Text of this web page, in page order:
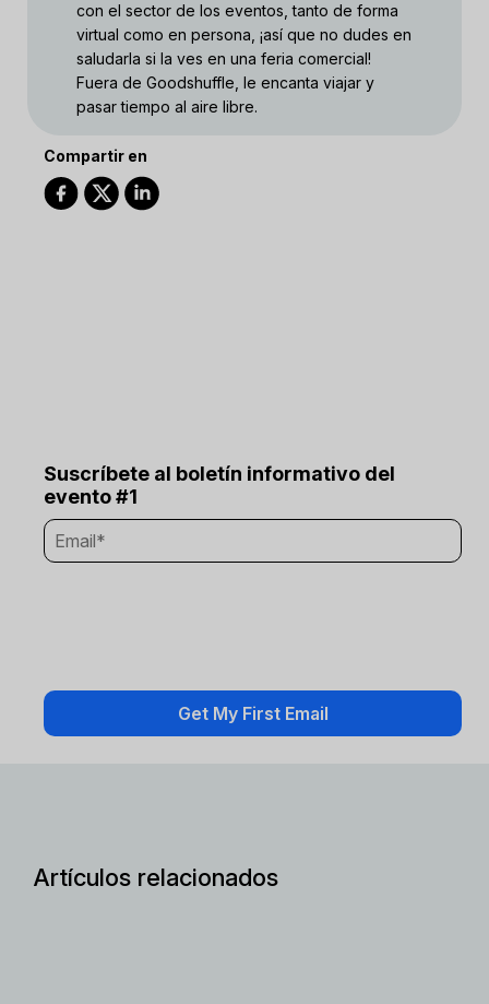
con el sector de los eventos, tanto de forma
virtual como en persona, ¡así que no dudes en
saludarla si la ves en una feria comercial!
Fuera de Goodshuffle, le encanta viajar y
pasar tiempo al aire libre.
Compartir en
Suscríbete al boletín informativo del
evento #1
Artículos relacionados